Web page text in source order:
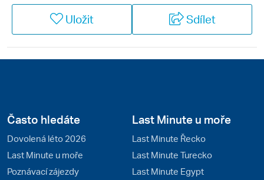
při nákupech suvenýrů, sladká vůně jasmínu a baklavy
pouličního prodejce… Turecko se však pyšní také
jednou z nejstarších historií vůbec. Vždyť právě na
území dnešního Turecka se vyvíjely nejstarší
pro historiky a milovníky dějin vůbec.
Uložit Sdílet
Často hledáte
Dovolená léto 2026
Last Minute u moře
Poznávací zájezdy
Last Minute u moře
Last Minute Řecko
Last Minute Turecko
Last Minute Egypt